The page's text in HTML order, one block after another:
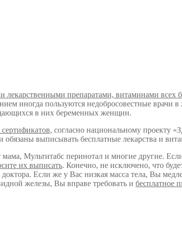
лекарственными препаратами, витаминами
иногда пользуются недобросовестные врачи в
в них беременных женщин.
, согласно национальному проекту
выписывать бесплатные лекарства и
Мультитабс перинотал и многие другие.
их выписать. Конечно, не исключено, что
Если же у Вас низкая масса тела, Вы
железы, Вы вправе требовать и бесплатное